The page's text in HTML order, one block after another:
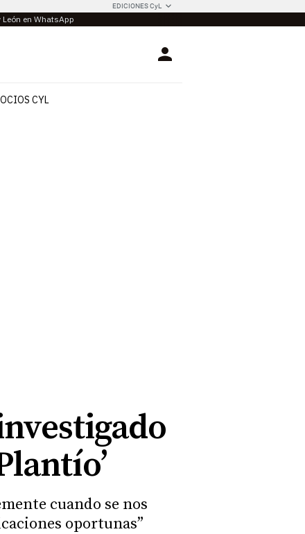
EDICIONES CyL
en WhatsApp
Login
CYL
cuando se nos
oportunas”